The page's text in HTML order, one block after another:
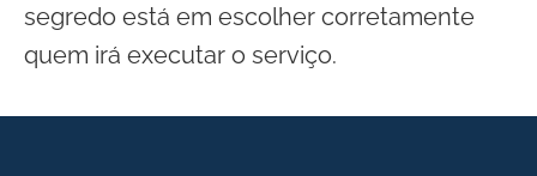
segredo está em escolher corretamente
quem irá executar o serviço.